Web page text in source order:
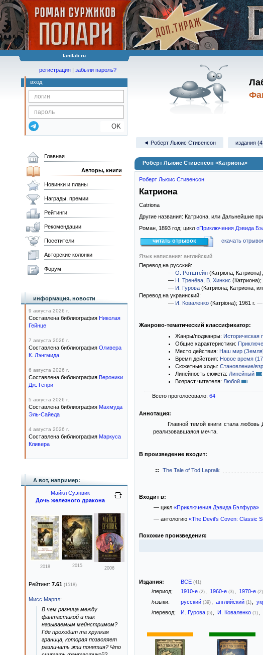
fantlab ru
регистрация | забыли пароль?
вход
OK
◄ Роберт Льюис Стивенсон издания
Роберт Льюис Стивенсон «Катриона»
Роберт Льюис Стивенсон
Катриона
Catriona
Другие названия: Катриона, или Дальнейшие
Роман, 1893 год; цикл «Приключения Дэвида
читать отрывок скачать
Язык написания: английский
Перевод на русский:
— О. Ротштейн (Катрiона; Катриона)
— Н. Тренёва В. Хинкис (Катриона);
— И. Гурова (Катриона; Катриона,
Перевод на украинский:
— И. Коваленко (Катріона); 1961 г. —
Жанрово-тематический классификатор:
Жанры/поджанры: Историческая
Общие характеристики:
Место действия: Наш мир
Время действия: Новое время
Сюжетные ходы: Становление/
Линейность сюжета: Линейный
Возраст читателя: Любой
Всего проголосовало: 64
Аннотация:
Главной темой книги стала
реализовавшаяся мечта.
В произведение входит:
The Tale of Tod Lapraik
Входит в:
— цикл «Приключения Дэвида Бэлфура»
— антологию «The Devil's Coven: Classic
Похожие произведения:
Издания: ВСЕ (41)
/период: 1910-е (2) 1960-е (3) 1970-е (2)
/языки: русский (39) английский (1)
/перевод: И. Гурова (5) И. Коваленко (1)
Главная
Авторы, книги
Новинки и планы
Награды, премии
Рейтинги
Рекомендации
Посетители
Авторские колонки
Форум
информация, новости
9 августа 2026 г.
Составлена библиография Николая
Гейнце
7 августа 2026 г.
Составлена библиография Оливера
К. Лэнгмида
6 августа 2026 г.
Составлена библиография Вероники
Дж. Генри
5 августа 2026 г.
Составлена библиография Махмуда
Эль-Сайеда
4 августа 2026 г.
Составлена библиография Маркуса
Кливера
А вот, например:
Майкл Суэнвик
Дочь железного дракона
2018 2015 2006
Рейтинг: 7.61 (1518)
Мисс Марпл:
В чем разница между
фантастикой и так
называемым мейнстримом?
Где проходит та хрупкая
граница, которая позволяет
различать эти понятия? Что